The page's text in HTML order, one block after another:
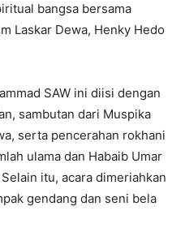
bangsa bersama
Laskar Dewa, Henky Hedo
SAW ini diisi dengan
sambutan dari Muspika
serta pencerahan rokhani
ulama dan Habaib Umar
itu, acara dimeriahkan
gendang dan seni bela